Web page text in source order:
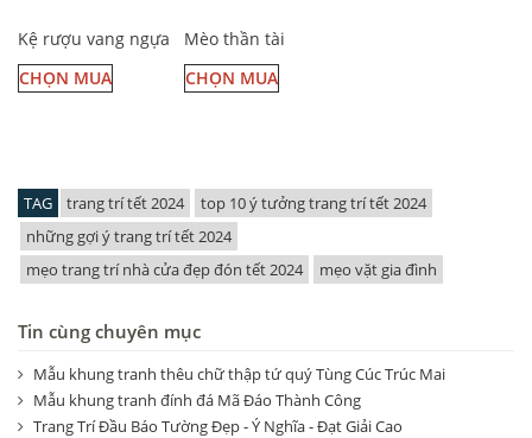
Kệ rượu vang ngựa
CHỌN MUA
Mèo thần tài
CHỌN MUA
TAG trang trí tết 2024
top 10 ý tưởng trang trí tết 2024
những gợi ý trang trí tết 2024
mẹo trang trí nhà cửa đẹp đón tết 2024
mẹo vặt gia đình
Tin cùng chuyên mục
Mẫu khung tranh thêu chữ thập tứ quý Tùng Cúc Trúc Mai
Mẫu khung tranh đính đá Mã Đáo Thành Công
Trang Trí Đầu Báo Tường Đẹp - Ý Nghĩa - Đạt Giải Cao